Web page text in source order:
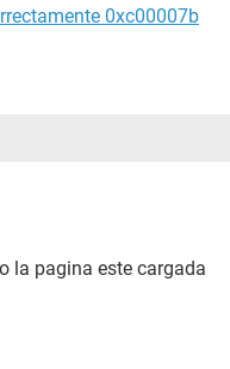
0xc00007b
la pagina este cargada